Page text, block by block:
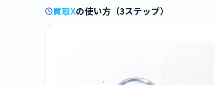
買取Xの使い方（3ステップ）